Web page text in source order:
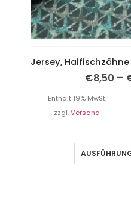
€8,50 –
Enthält 19% MwSt.
zzgl.Versand